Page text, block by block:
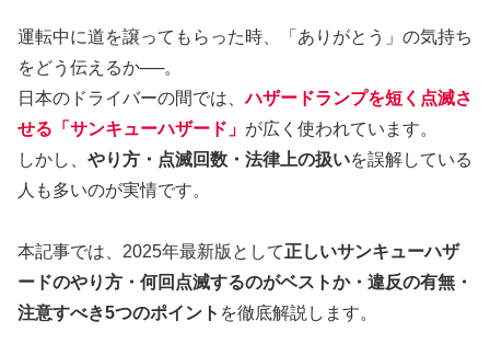
運転中に道を譲ってもらった時、「ありがとう」の気持ち
をどう伝えるか──。
日本のドライバーの間では、ハザードランプを短く点滅さ
せる「サンキューハザード」 が広く使われています。
しかし、 やり方・点滅回数・法律上の扱いを誤解している
人も多いのが実情です。
本記事では、2025年最新版として正しいサンキューハザ
ードのやり方・何回点滅するのがベストか・違反の有無・
注意すべき5つのポイント を徹底解説します。